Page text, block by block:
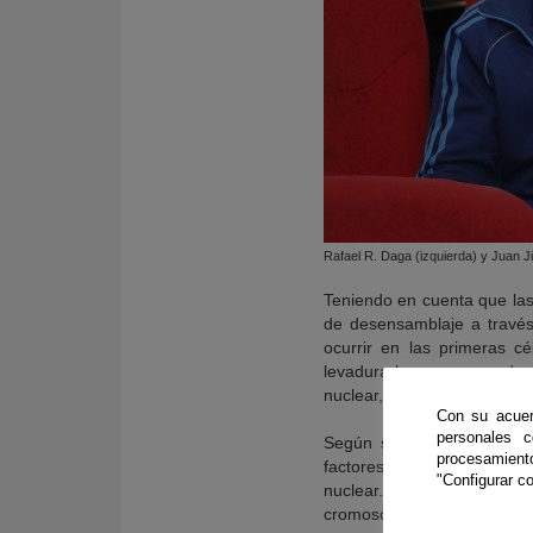
Rafael R. Daga (izquierda) y Juan
Teniendo en cuenta que
de desensamblaje a
ocurrir en las primeras
levadura hace para
nuclear, algo que en la
Según señala Juan
factores de
nuclear. Este
cromosomas puedan
Con su
personales
"Configurar